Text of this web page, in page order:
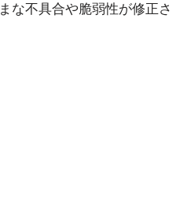
な不具合や脆弱性が修正さ